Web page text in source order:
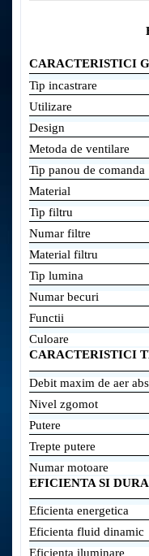
CARACTERISTICI
Tip incastrare
Utilizare
Design
Metoda de ventilare
Tip panou de comanda
Material
Tip filtru
Numar filtre
Material filtru
Tip lumina
Numar becuri
Functii
Culoare
CARACTERISTICI
Debit maxim de aer
Nivel zgomot
Putere
Trepte putere
Numar motoare
EFICIENTA SI
Eficienta energetica
Eficienta fluid dinamic
Eficienta iluminare